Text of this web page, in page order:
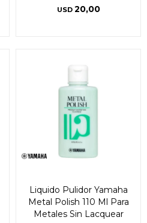
USD 20,00
Liquido Pulidor Yamaha
Metal Polish 110 Ml Para
Metales Sin Lacquear